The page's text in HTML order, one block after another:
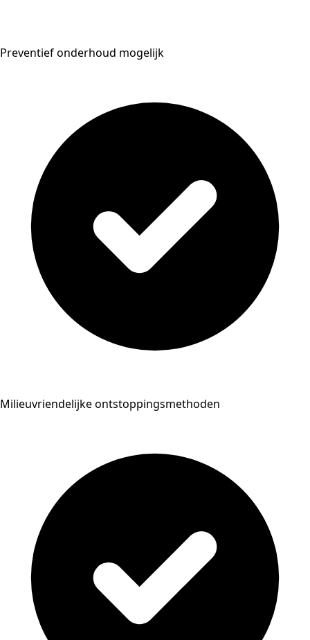
Preventief onderhoud mogelijk
Milieuvriendelijke ontstoppingsmethoden